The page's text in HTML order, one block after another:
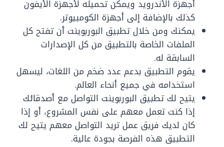
أجهزة الأندرويد ويمكن تحميله لأجهزة الأيفون
كذلك بالإضافة إلى أجهزة الكومبيوتر.
يمكنك ومن خلال تطبيق البوربوينت أن تفتح كل
الملفات الخاصة بالتطبيق من كل الإصدارات
السابقة له.
يقوم التطبيق بدعم عدد ضخم من اللغات، ليسهل
استخدامه في جميع أنحاء العالم.
يتيح لك تطبيق البوربوينت التواصل مع أصدقائك
إذا كنت تعمل معهم على نفس المشروع، أو إذا
كان لديك فريق عمل تريد التواصل معهم يتيح لك
التطبيق هذه الفرصة بجودة عالية.